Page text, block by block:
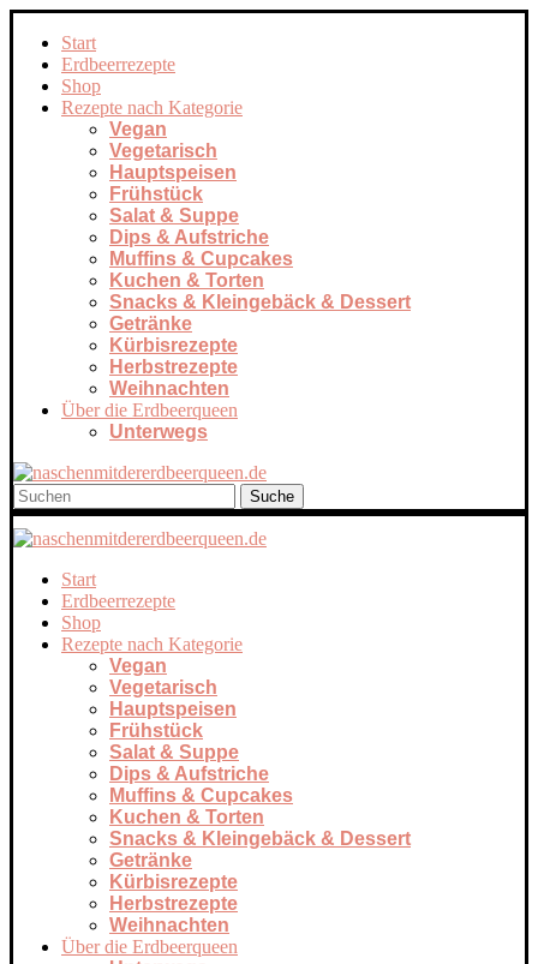
Start
Erdbeerrezepte
Shop
Rezepte nach Kategorie
Vegan
Vegetarisch
Hauptspeisen
Frühstück
Salat & Suppe
Dips & Aufstriche
Muffins & Cupcakes
Kuchen & Torten
Snacks & Kleingebäck & Dessert
Getränke
Kürbisrezepte
Herbstrezepte
Weihnachten
Über die Erdbeerqueen
Unterwegs
Suche
Start
Erdbeerrezepte
Shop
Rezepte nach Kategorie
Vegan
Vegetarisch
Hauptspeisen
Frühstück
Salat & Suppe
Dips & Aufstriche
Muffins & Cupcakes
Kuchen & Torten
Snacks & Kleingebäck & Dessert
Getränke
Kürbisrezepte
Herbstrezepte
Weihnachten
Über die Erdbeerqueen